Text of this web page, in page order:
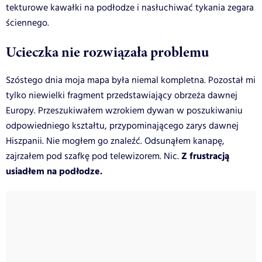
tekturowe kawałki na podłodze i nasłuchiwać tykania zegara
ściennego.
Ucieczka nie rozwiązała problemu
Szóstego dnia moja mapa była niemal kompletna. Pozostał mi
tylko niewielki fragment przedstawiający obrzeża dawnej
Europy. Przeszukiwałem wzrokiem dywan w poszukiwaniu
odpowiedniego kształtu, przypominającego zarys dawnej
Hiszpanii. Nie mogłem go znaleźć. Odsunąłem kanapę,
zajrzałem pod szafkę pod telewizorem. Nic. Z frustracją
usiadłem na podłodze.